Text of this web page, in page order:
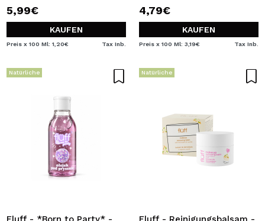
5,99€
KAUFEN
Preis x 100 Ml: 1,20€ Tax Inb.
4,79€
KAUFEN
Preis x 100 Ml: 3,19€ Tax Inb.
Natürliche Natürliche